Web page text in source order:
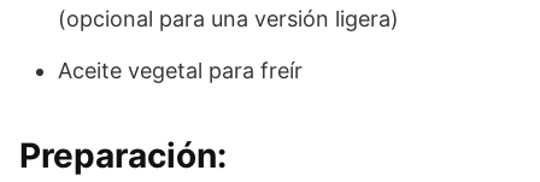
(opcional para una versión ligera)
Aceite vegetal para freír
Preparación: